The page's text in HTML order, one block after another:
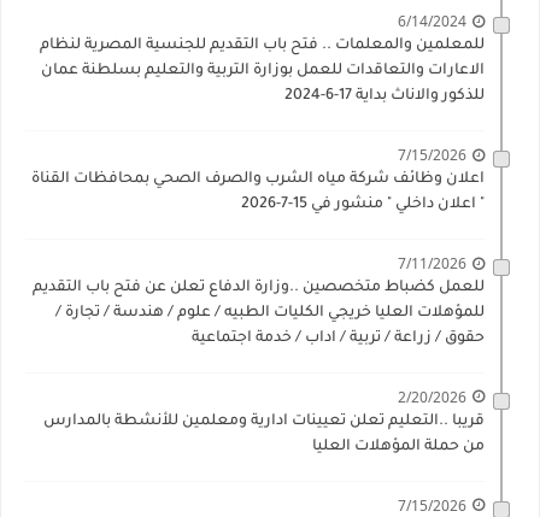
6/14/2024
للمعلمين والمعلمات .. فتح باب التقديم للجنسية المصرية لنظام
الاعارات والتعاقدات للعمل بوزارة التربية والتعليم بسلطنة عمان
للذكور والاناث بداية 17-6-2024
7/15/2026
اعلان وظائف شركة مياه الشرب والصرف الصحي بمحافظات القناة
" اعلان داخلي " منشور في 15-7-2026
7/11/2026
للعمل كضباط متخصصين ..وزارة الدفاع تعلن عن فتح باب التقديم
للمؤهلات العليا خريجي الكليات الطبيه / علوم / هندسة / تجارة /
حقوق / زراعة / تربية / اداب / خدمة اجتماعية
2/20/2026
قريبا ..التعليم تعلن تعيينات ادارية ومعلمين للأنشطة بالمدارس
من حملة المؤهلات العليا
7/15/2026